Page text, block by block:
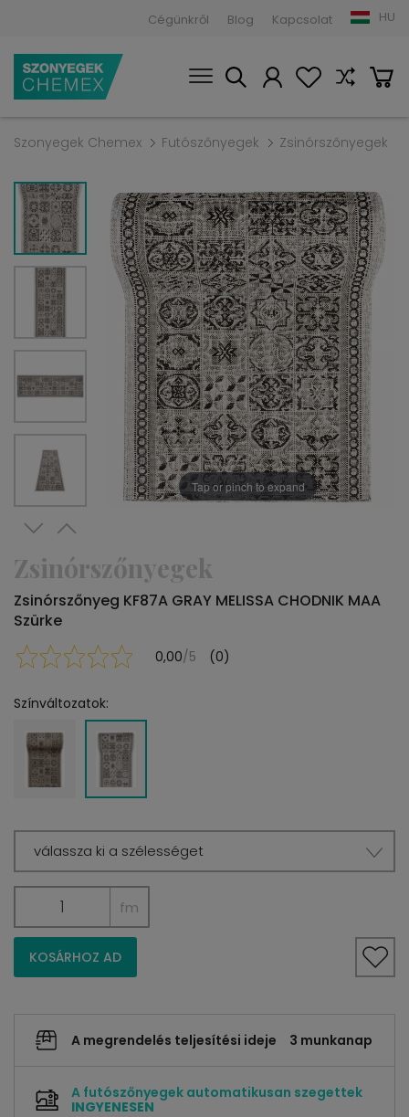
Cégünkről Blog Kapcsolat HU
Szonyegek Chemex Futószőnyegek Zsinórszőnyegek
Tap or pinch to expand
Zsinórszőnyegek
Zsinórszőnyeg KF87A GRAY MELISSA CHODNIK MAA
Szürke
0,00/5 (0)
Színváltozatok:
válassza ki a szélességet
fm
KOSÁRHOZ AD
A megrendelés teljesítési ideje 3 munkanap
A futószőnyegek automatikusan szegettek
INGYENESEN